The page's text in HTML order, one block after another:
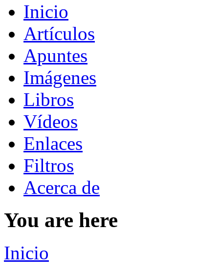
Inicio
Artículos
Apuntes
Imágenes
Libros
Vídeos
Enlaces
Filtros
Acerca de
You are here
Inicio